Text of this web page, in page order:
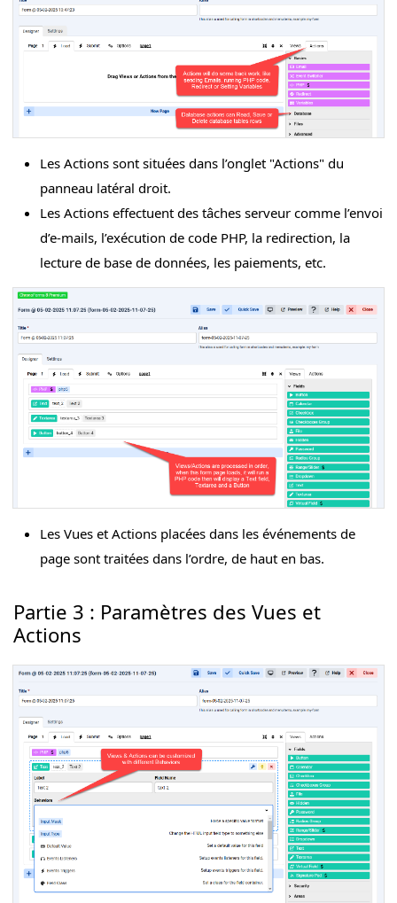
Les Actions sont situées dans l’onglet "Actions" du
panneau latéral droit.
Les Actions effectuent des tâches serveur comme l’envoi
d’e-mails, l’exécution de code PHP, la redirection, la
lecture de base de données, les paiements, etc.
Les Vues et Actions placées dans les événements de
page sont traitées dans l’ordre, de haut en bas.
Partie 3 : Paramètres des Vues et
Actions